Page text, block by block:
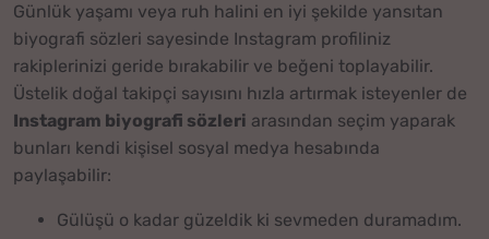
Günlük yaşamı veya ruh halini en iyi şekilde yansıtan
biyografi sözleri sayesinde Instagram profiliniz
rakiplerinizi geride bırakabilir ve beğeni toplayabilir.
Üstelik doğal takipçi sayısını hızla artırmak isteyenler de
Instagram biyografi sözleri arasından seçim yaparak
bunları kendi kişisel sosyal medya hesabında
paylaşabilir:
Gülüşü o kadar güzeldik ki sevmeden duramadım.